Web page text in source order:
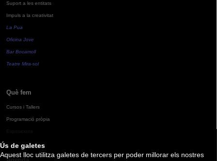
Ús de galetes
Aquest lloc utilitza galetes de tercers per poder millorar els nostres
Suport a les entitats
Impuls a la creativitat
La Pua
Oficina Jove
Bar Bocamoll
Teatre Mira-sol
Què fem
Cursos i Tallers
Programació pròpia